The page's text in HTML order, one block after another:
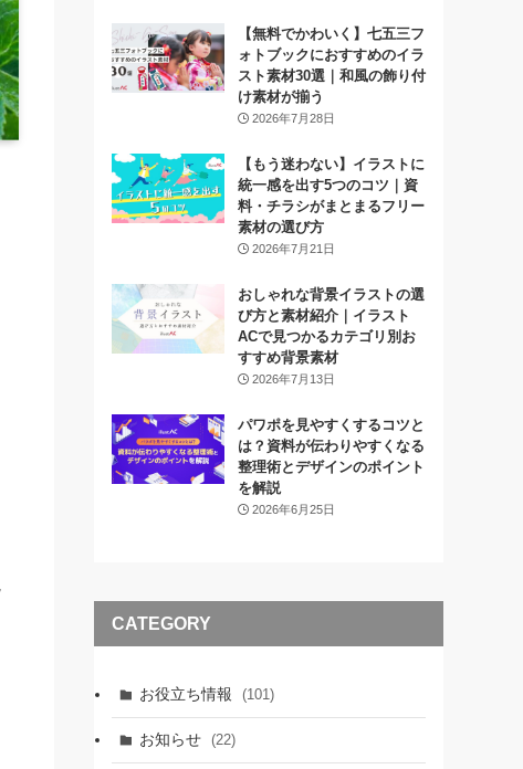
【無料でかわいく】七五三フ
ォトブックにおすすめのイラ
スト素材30選｜和風の飾り付
け素材が揃う
2026年7月28日
【もう迷わない】イラストに
統一感を出す5つのコツ｜資
料・チラシがまとまるフリー
素材の選び方
2026年7月21日
おしゃれな背景イラストの選
び方と素材紹介｜イラスト
ACで見つかるカテゴリ別お
すすめ背景素材
2026年7月13日
パワポを見やすくするコツと
は？資料が伝わりやすくなる
整理術とデザインのポイント
を解説
2026年6月25日
CATEGORY
お役立ち情報 (101)
お知らせ (22)